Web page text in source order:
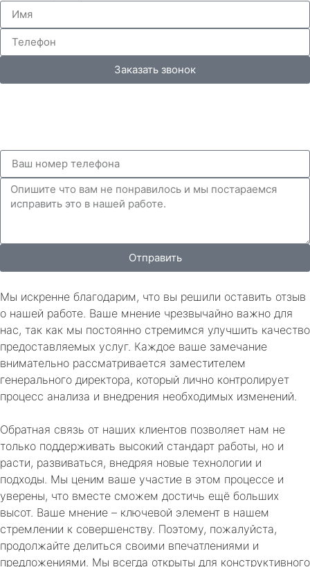
Заказать звонок
Отправить
Мы искренне благодарим, что вы решили оставить отзыв
о нашей работе. Ваше мнение чрезвычайно важно для
нас, так как мы постоянно стремимся улучшить качество
предоставляемых услуг. Каждое ваше замечание
внимательно рассматривается заместителем
генерального директора, который лично контролирует
процесс анализа и внедрения необходимых изменений.
Обратная связь от наших клиентов позволяет нам не
только поддерживать высокий стандарт работы, но и
расти, развиваться, внедряя новые технологии и
подходы. Мы ценим ваше участие в этом процессе и
уверены, что вместе сможем достичь ещё больших
высот. Ваше мнение – ключевой элемент в нашем
стремлении к совершенству. Поэтому, пожалуйста,
продолжайте делиться своими впечатлениями и
предложениями. Мы всегда открыты для конструктивного